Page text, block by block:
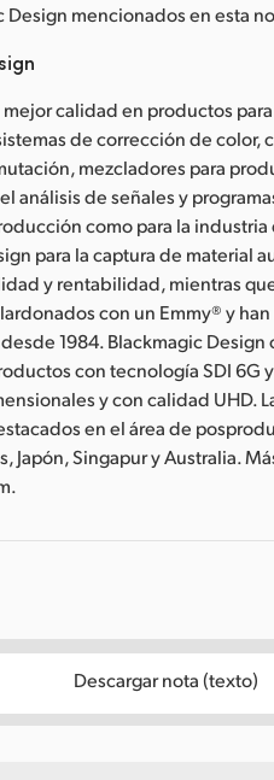
mencionados en esta
calidad en productos
de corrección de color,
mezcladores para
análisis de señales y
como para la
para la captura de material
y rentabilidad, mientras
con un Emmy® y
1984. Blackmagic
con tecnología SDI 6G
y con calidad UHD.
en el área de
Japón, Singapur y Australia.
Descargar nota (texto)